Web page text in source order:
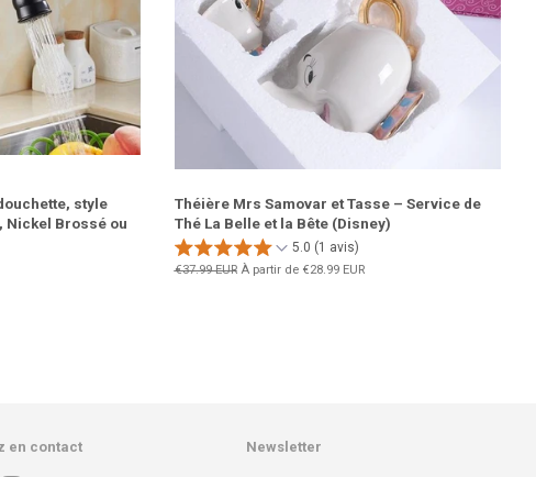
style
Nickel Brossé ou
Théière Mrs Samovar et Tasse – Service de
Thé La Belle et la Bête (Disney)
5.0 (1 avis)
Prix
€37.99 EURÀ partir de €28.99 EUR
en contact Newsletter